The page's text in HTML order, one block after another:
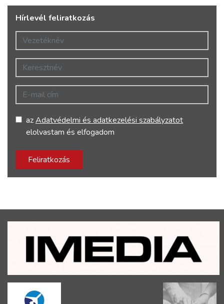
Hírlevél feliratkozás
Vezetéknév
Keresztnév
E-mail cím
azAdatvédelmi és adatkezelési szabályzatot
elolvastam és elfogadom
Feliratkozás